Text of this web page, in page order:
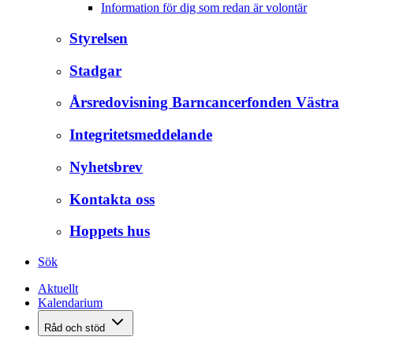
Information för dig som redan är volontär
Styrelsen
Stadgar
Årsredovisning Barncancerfonden Västra
Integritetsmeddelande
Nyhetsbrev
Kontakta oss
Hoppets hus
Sök
Aktuellt
Kalendarium
Råd och stöd